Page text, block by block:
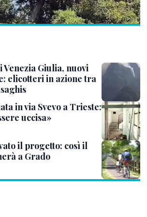
Giulia, nuovi
elicotteri in azione tra
in via Svevo a Trieste:
uccisa»
il progetto: così il
a Grado